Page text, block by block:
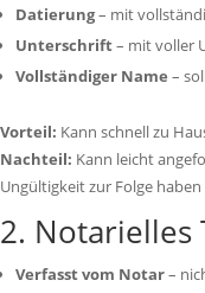
Datierung– mit
Unterschrift– mit voller
Vollständiger Name –
Vorteil: Kann schnell zu
Nachteil: Kann leicht
Ungültigkeit zur Folge haben
2. Notarielles
Verfasst vom Notar–